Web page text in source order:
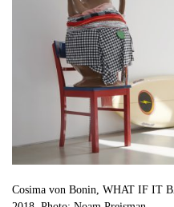
Cosima von Bonin, WHAT IF IT